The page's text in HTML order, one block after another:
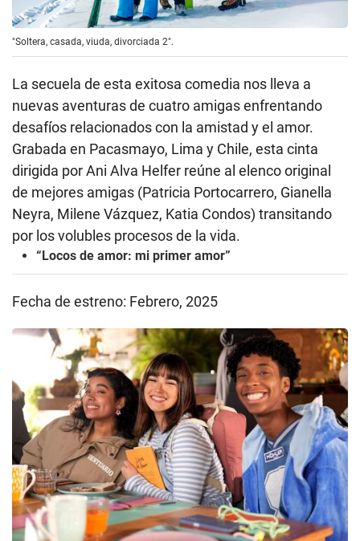
"Soltera, casada, viuda, divorciada 2".
La secuela de esta exitosa comedia nos lleva a
nuevas aventuras de cuatro amigas enfrentando
desafíos relacionados con la amistad y el amor.
Grabada en Pacasmayo, Lima y Chile, esta cinta
dirigida por Ani Alva Helfer reúne al elenco original
de mejores amigas (Patricia Portocarrero, Gianella
Neyra, Milene Vázquez, Katia Condos) transitando
por los volubles procesos de la vida.
“Locos de amor: mi primer amor”
Fecha de estreno: Febrero, 2025